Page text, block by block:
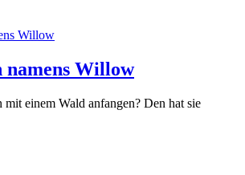
namens Willow
einem Wald anfangen? Den hat sie